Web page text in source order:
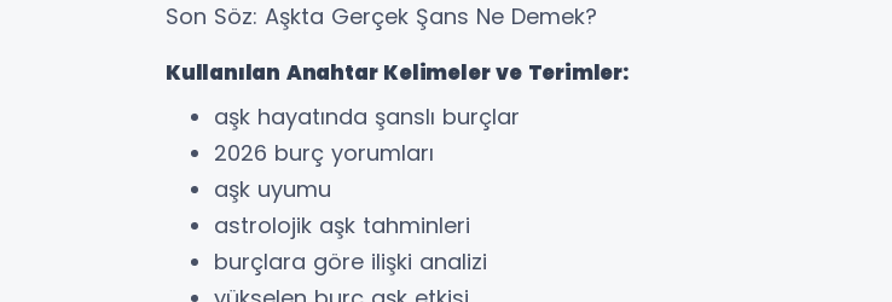
Son Söz: Aşkta Gerçek Şans Ne Demek?
Kullanılan Anahtar Kelimeler ve Terimler:
aşk hayatında şanslı burçlar
2026 burç yorumları
aşk uyumu
astrolojik aşk tahminleri
burçlara göre ilişki analizi